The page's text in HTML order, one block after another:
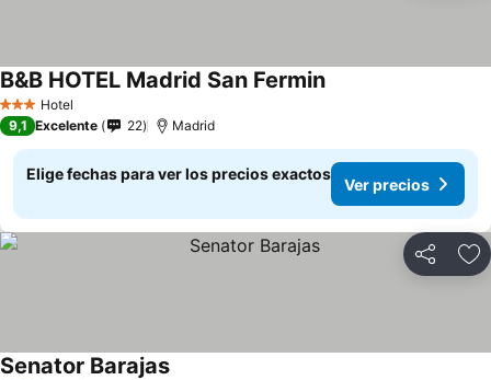
3 Estrellas
Hotel
B&B HOTEL Madrid San Fermin
9,1 Excelente 22 Madrid
Elige fechas para ver los precios exactos
Ver precios
Compartir
Senator Barajas